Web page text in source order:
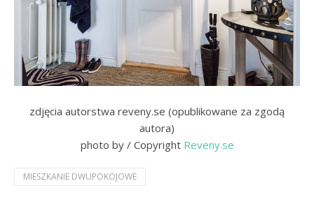
zdjęcia autorstwa reveny.se (opublikowane za zgodą
autora)
photo by / Copyright Reveny.se
MIESZKANIE DWUPOKOJOWE